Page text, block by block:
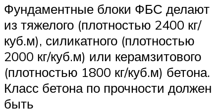
Фундаментные блоки ФБС делают
из тяжелого (плотностью 2400 кг/
куб.м), силикатного (плотностью
2000 кг/куб.м) или керамзитового
(плотностью 1800 кг/куб.м) бетона.
Класс бетона по прочности должен
быть